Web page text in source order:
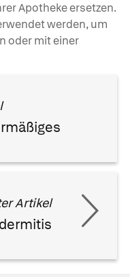
Apotheke ersetzen.
werden, um
oder mit einer
Artikel